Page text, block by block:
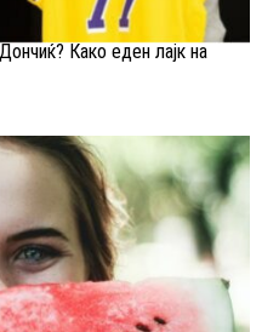
Како еден лајк на